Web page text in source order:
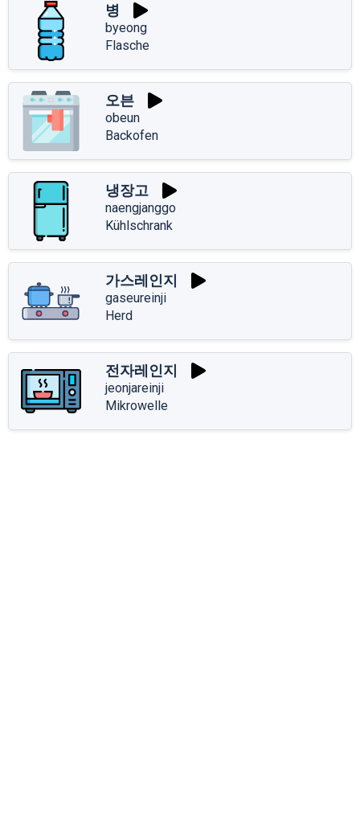
병
byeong
Flasche
오븐
obeun
Backofen
냉장고
naengjanggo
Kühlschrank
가스레인지
gaseureinji
Herd
전자레인지
jeonjareinji
Mikrowelle